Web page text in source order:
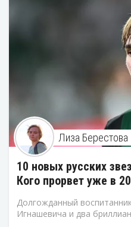
Лиза Берестова
10 новых русских
Кого прорвет уже в
Долгожданный
Игнашевича и два